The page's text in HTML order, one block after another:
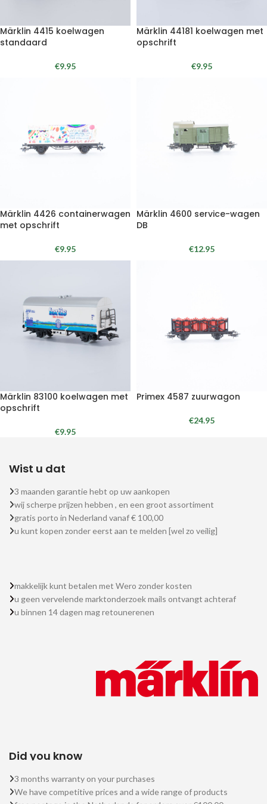
Märklin 4415 koelwagen
standaard
€9.95
Märklin 44181 koelwagen met
opschrift
€9.95
Märklin 4426 containerwagen
met opschrift
€9.95
Märklin 4600 service-wagen
DB
€12.95
Märklin 83100 koelwagen met
opschrift
€9.95
Primex 4587 zuurwagon
€24.95
Wist u dat
3 maanden garantie hebt op uw aankopen
wij scherpe prijzen hebben , en een groot assortiment
gratis porto in Nederland vanaf € 100,00
u kunt kopen zonder eerst aan te melden [wel zo veilig]
makkelijk kunt betalen met Wero zonder kosten
u geen vervelende marktonderzoek mails ontvangt achteraf
u binnen 14 dagen mag retounerenen
Did you know
3 months warranty on your purchases
We have competitive prices and a wide range of products